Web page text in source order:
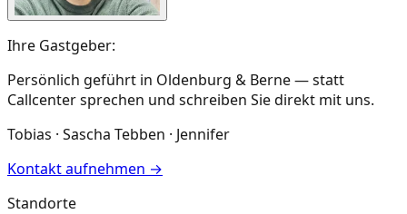
Ihre Gastgeber:
Persönlich geführt in Oldenburg & Berne — statt
Callcenter sprechen und schreiben Sie direkt mit uns.
Tobias · Sascha Tebben · Jennifer
Kontakt aufnehmen →
Standorte